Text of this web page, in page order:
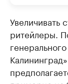
Увеличивать
ритейлеры.